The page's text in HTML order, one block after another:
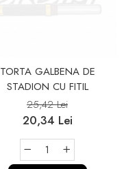
TORTA GALBENA DE
STADION CU FITIL
25,42 Lei
20,34 Lei